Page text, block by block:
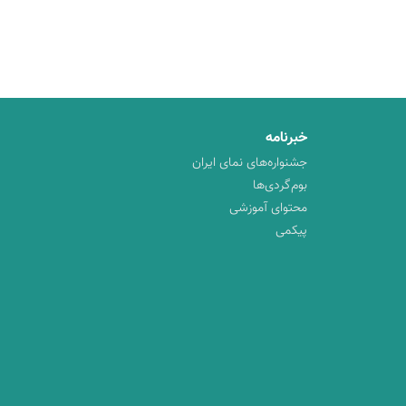
خبرنامه
جشنواره‌های نمای ایران
بوم‌گردی‌ها
محتوای آموزشی
پیکمی